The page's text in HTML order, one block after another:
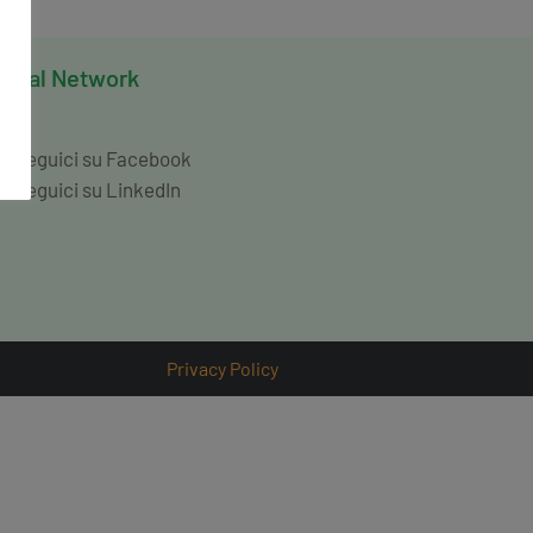
Network
Seguici su Facebook
Seguici su LinkedIn
Privacy Policy